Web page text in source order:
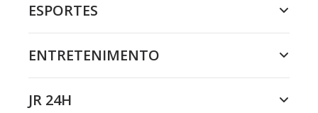
ESPORTES
ENTRETENIMENTO
JR 24H